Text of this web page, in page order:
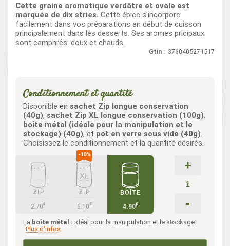
Cette graine aromatique verdâtre et ovale est
marquée de dix stries. Cette épice s'incorpore
facilement dans vos préparations en début de cuisson
principalement dans les desserts. Ses aromes pricipaux
sont camphrés: doux et chauds.
Gtin : 3760405271517
Conditionnement et quantité
Disponible en sachet Zip longue conservation
(40g), sachet Zip XL longue conservation (100g),
boîte métal (idéale pour la manipulation et le
stockage) (40g), et pot en verre sous vide (40g)
Choisissez le conditionnement et la quantité désirés.
2.70€ 6.10€ 4.90€
La boîte métal : idéal pour la manipulation et le stockage.
Plus d'infos
+
-